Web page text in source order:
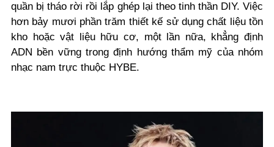
quần bị tháo rời rồi lắp ghép lại theo tinh thần DIY. Việc
hơn bảy mươi phần trăm thiết kế sử dụng chất liệu tồn
kho hoặc vật liệu hữu cơ, một lần nữa, khẳng định
ADN bền vững trong định hướng thẩm mỹ của nhóm
nhạc nam trực thuộc HYBE.